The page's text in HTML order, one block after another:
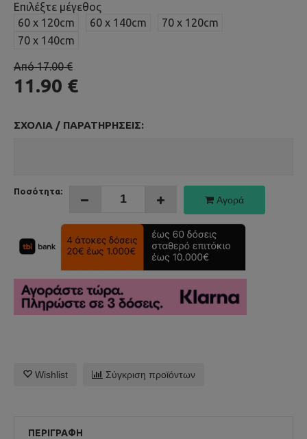
Επιλέξτε μέγεθος
60 x 120cm
60 x 140cm
70 x 120cm
70 x 140cm
Από 17.00 €
11.90 €
ΣΧΌΛΙΑ / ΠΑΡΑΤΗΡΉΣΕΙΣ:
Ποσότητα:
Αγορά
Wishlist Σύγκριση προϊόντων
ΠΕΡΙΓΡΑΦΉ